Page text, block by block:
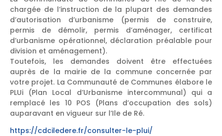
chargée de l’instruction de la plupart des demandes
d’autorisation d’urbanisme (permis de construire,
permis de démolir, permis d’aménager, certificat
d’urbanisme opérationnel, déclaration préalable pour
division et aménagement).
Toutefois, les demandes doivent être effectuées
auprès de la mairie de la commune concernée par
votre projet. La Communauté de Communes élabore le
PLUi (Plan Local d’Urbanisme intercommunal) qui a
remplacé les 10 POS (Plans d’occupation des sols)
auparavant en vigueur sur l’Ile de Ré.
https://cdciledere.fr/consulter-le-plui/